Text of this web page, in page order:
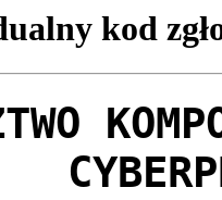
kod